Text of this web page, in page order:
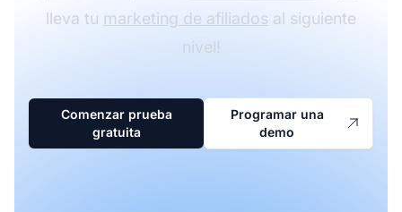
lleva tu marketing de afiliados al siguiente
nivel!
Comenzar prueba
gratuita
Programar una
demo